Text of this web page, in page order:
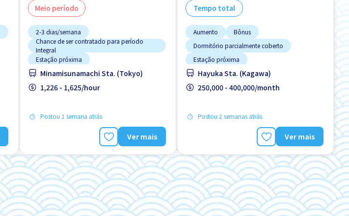
Meio período
2-3 dias/semana
Chance de ser contratado para período
Integral
Estação próxima
Estacionamento de bicicleta
Estrangeiro trabalhando
Manual de Treinamento para Estrangeiros
Potêncial para Salário Alto
Preferência por Homens
Minamisunamachi Sta. (Tokyo)
1,226 - 1,625/hour
Postou 1 semana atrás
Ver mais
Tempo total
Aumento
Bônus
Dormitório parcialmente coberto
Estação próxima
Estacionamento de bicicleta
Estacionamento de carro
Preferência por Homens
Preferência por Mulheres
Hayuka Sta. (Kagawa)
250,000 - 400,000/month
Postou 2 semanas atrás
Ver mais